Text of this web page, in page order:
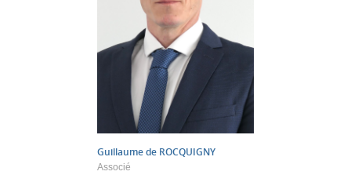
Guillaume de ROCQUIGNY
Associé